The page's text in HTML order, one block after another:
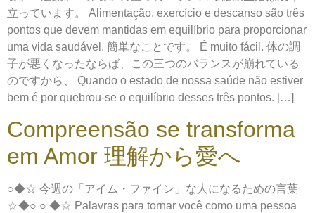
立っています。 Alimentação, exercício e descanso são três
pontos que devem mantidas em equilíbrio para proporcionar
uma vida saudável. 簡単なことです。 É muito fácil. 体の調
子が悪くなったならば、この三つのバランスが崩れている
のですから、 Quando o estado de nossa saúde não estiver
bem é por quebrou-se o equilíbrio desses três pontos. […]
Compreensão se transforma
em Amor 理解から愛へ
○◆☆ 今週の「アイム・ファイン」な人になるための言葉
☆◆○ ○ ◆☆ Palavras para tornar você como uma pessoa